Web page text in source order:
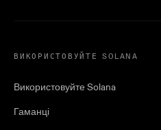
ВИКОРИСТОВУЙТЕ SOLANA
Використовуйте Solana
Гаманці